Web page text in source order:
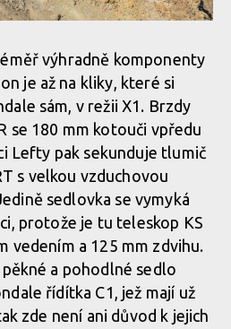
výhradně komponenty
je až na kliky, které si
sám, v režii X1. Brzdy
se 180 mm kotouči vpředu
Lefty pak sekunduje tlumič
s velkou vzduchovou
sedlovka se vymyká
protože je tu teleskop KS
vedením a 125 mm zdvihu.
a pohodlné sedlo
řídítka C1, jež mají už
zde není ani důvod k jejich